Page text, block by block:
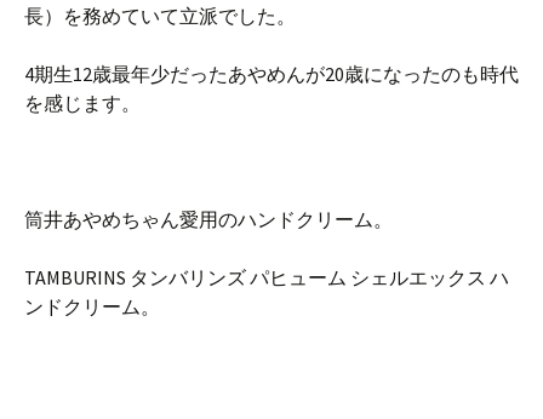
長）を務めていて立派でした。
4期生12歳最年少だったあやめんが20歳になったのも時代
を感じます。
筒井あやめちゃん愛用のハンドクリーム。
TAMBURINS タンバリンズ パヒューム シェルエックス ハ
ンドクリーム。